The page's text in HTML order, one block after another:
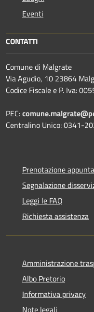
Eventi
CONTATTI
Comune di Malgrate
Via Agudio, 10 23864
Codice Fiscale e P. Iva:
PEC:
Centralino Unico: 0341-
Prenotazione
Segnalazione
Leggi le FAQ
Richiesta assistenza
Amministrazione
Albo Pretorio
Informativa privacy
Note legali